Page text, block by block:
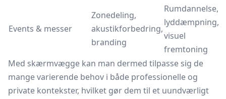
Events & messer
Zonedeling,
akustikforbedring,
branding
Rumdannelse,
lyddæmpning,
visuel
fremtoning
Med skærmvægge kan man dermed tilpasse sig de
mange varierende behov i både professionelle og
private kontekster, hvilket gør dem til et uundværligt